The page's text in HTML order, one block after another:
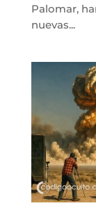
Palomar,
nuevas...